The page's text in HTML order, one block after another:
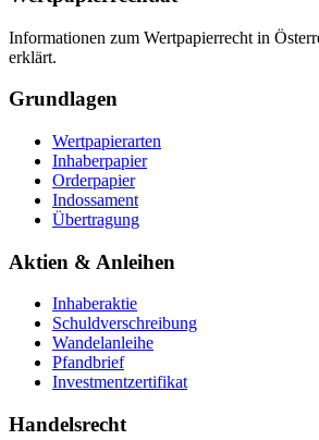
Informationen zum Wertpapierrecht in
erklärt.
Grundlagen
Wertpapierarten
Inhaberpapier
Orderpapier
Indossament
Übertragung
Aktien & Anleihen
Inhaberaktie
Schuldverschreibung
Wandelanleihe
Pfandbrief
Investmentzertifikat
Handelsrecht